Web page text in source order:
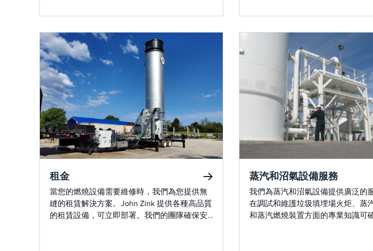
租金
當您的燃燒設備需要維修時，我們為您提供無
縫的租賃解決方案。John Zink 提供各種高品質
的租賃設備，可立即部署。我們的團隊確保安
蒸汽和沼氣設備服務
我們為蒸汽和沼氣設備提供廣泛的
在調試和維護垃圾填埋場火炬、蒸
和蒸汽燃燒裝置方面的專業知識可